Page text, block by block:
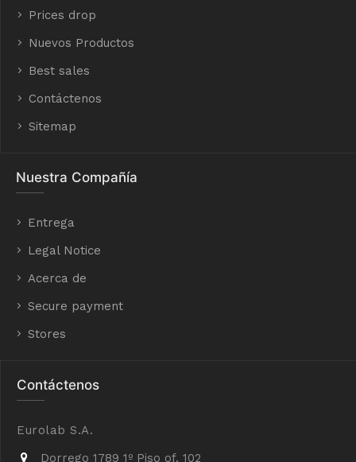
Prices drop
Nuevos Productos
Best sales
Contáctenos
Sitemap
Nuestra Compañía
Entrega
Legal Notice
Acerca de
Secure payment
Stores
Contáctenos
Eurolab S.A.
Dorrego 1789 1º Piso of. 102